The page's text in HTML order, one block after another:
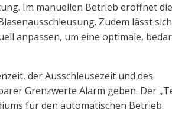
Im manuellen Betrieb eröffnet die
Zudem lässt
anpassen, um eine optimale,
der Ausschleusezeit und des
Grenzwerte Alarm geben. Der
für den automatischen Betrieb.